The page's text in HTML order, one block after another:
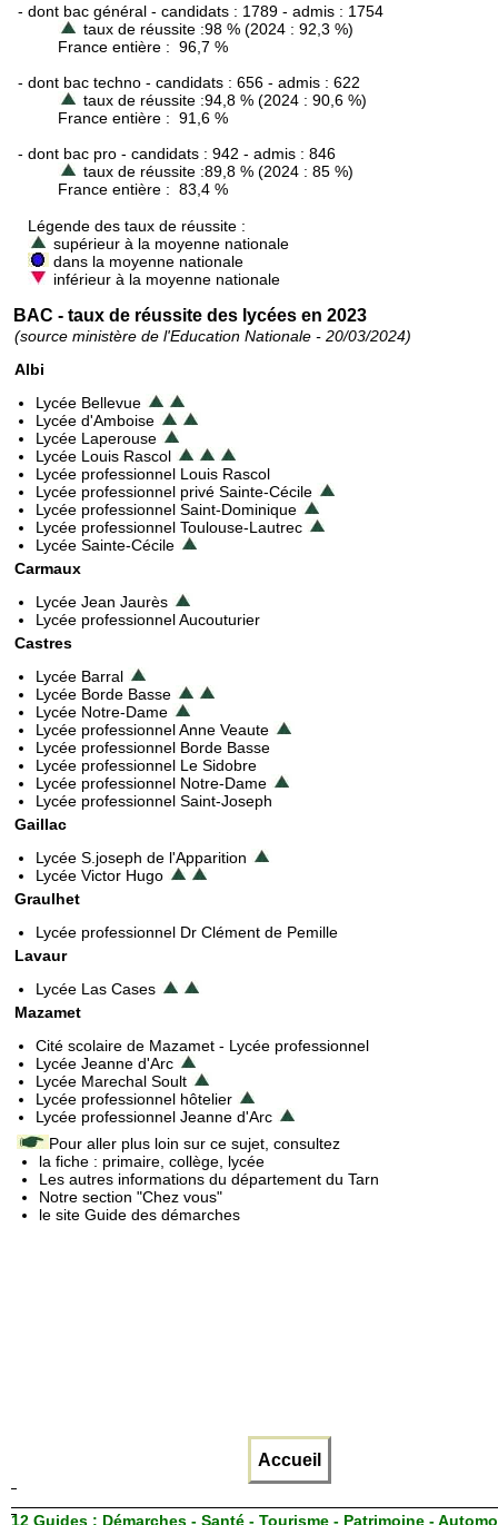
- dont bac général - candidats : 1789 - admis : 1754
taux de réussite :98 % (2024 : 92,3 %)
France entière : 96,7 %
- dont bac techno - candidats : 656 - admis : 622
taux de réussite :94,8 % (2024 : 90,6 %)
France entière : 91,6 %
- dont bac pro - candidats : 942 - admis : 846
taux de réussite :89,8 % (2024 : 85 %)
France entière : 83,4 %
Légende des taux de réussite :
supérieur à la moyenne nationale
dans la moyenne nationale
inférieur à la moyenne nationale
BAC - taux de réussite des lycées en 2023
(source ministère de l'Education Nationale - 20/03/2024)
Albi
Lycée Bellevue
Lycée d'Amboise
Lycée Laperouse
Lycée Louis Rascol
Lycée professionnel Louis Rascol
Lycée professionnel privé Sainte-Cécile
Lycée professionnel Saint-Dominique
Lycée professionnel Toulouse-Lautrec
Lycée Sainte-Cécile
Carmaux
Lycée Jean Jaurès
Lycée professionnel Aucouturier
Castres
Lycée Barral
Lycée Borde Basse
Lycée Notre-Dame
Lycée professionnel Anne Veaute
Lycée professionnel Borde Basse
Lycée professionnel Le Sidobre
Lycée professionnel Notre-Dame
Lycée professionnel Saint-Joseph
Gaillac
Lycée S.joseph de l'Apparition
Lycée Victor Hugo
Graulhet
Lycée professionnel Dr Clément de Pemille
Lavaur
Lycée Las Cases
Mazamet
Cité scolaire de Mazamet - Lycée professionnel
Lycée Jeanne d'Arc
Lycée Marechal Soult
Lycée professionnel hôtelier
Lycée professionnel Jeanne d'Arc
Pour aller plus loin sur ce sujet, consultez
la fiche : primaire, collège, lycée
Les autres informations du département du Tarn
Notre section "Chez vous"
le site Guide des démarches
Accueil
12 Guides : Démarches - Santé - Tourisme - Patrimoine -